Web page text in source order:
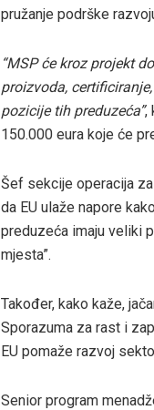
pružanje podrške
“MSP će kroz projekt
proizvoda,
pozicije tih preduzeća”,
150.000 eura koje će
Šef sekcije operacija
da EU ulaže napore
preduzeća imaju veliki
mjesta”.
Također, kako kaže,
Sporazuma za rast i
EU pomaže razvoj
Senior program